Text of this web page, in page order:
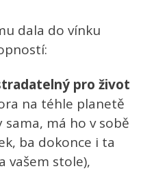
dala do vínku
pro život
na téhle planetě
sama, má ho v sobě
ba dokonce i ta
vašem stole),